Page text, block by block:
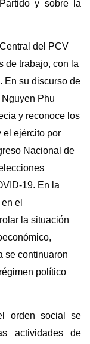
y sobre la
del PCV
de trabajo, con la
En su discurso de
Phu
y reconoce los
el ejército por
Nacional de
19. En la
el
la situación
se continuaron
político
orden social se
actividades de